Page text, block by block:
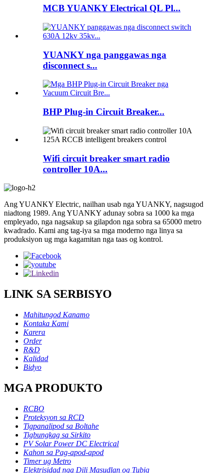
MCB YUANKY Electrical QL Pl...
YUANKY nga panggawas nga
disconnect s...
BHP Plug-in Circuit Breaker...
Wifi circuit breaker smart radio
controller 10A...
Ang YUANKY Electric, nailhan usab nga YUANKY, nagsugod
niadtong 1989. Ang YUANKY adunay sobra sa 1000 ka mga
empleyado, nga nagsakup sa gilapdon nga sobra sa 65000 metro
kwadrado. Kami ang tag-iya sa mga moderno nga linya sa
produksiyon ug mga kagamitan nga taas og kontrol.
LINK SA SERBISYO
Mahitungod Kanamo
Kontaka Kami
Karera
Order
R&D
Kalidad
Bidyo
MGA PRODUKTO
RCBO
Proteksyon sa RCD
Tigpanalipod sa Boltahe
Tigbungkag sa Sirkito
PV Solar Power DC Electrical
Kahon sa Pag-apod-apod
Timer ug Metro
Elektrisidad nga Dili Masudlan og Tubig